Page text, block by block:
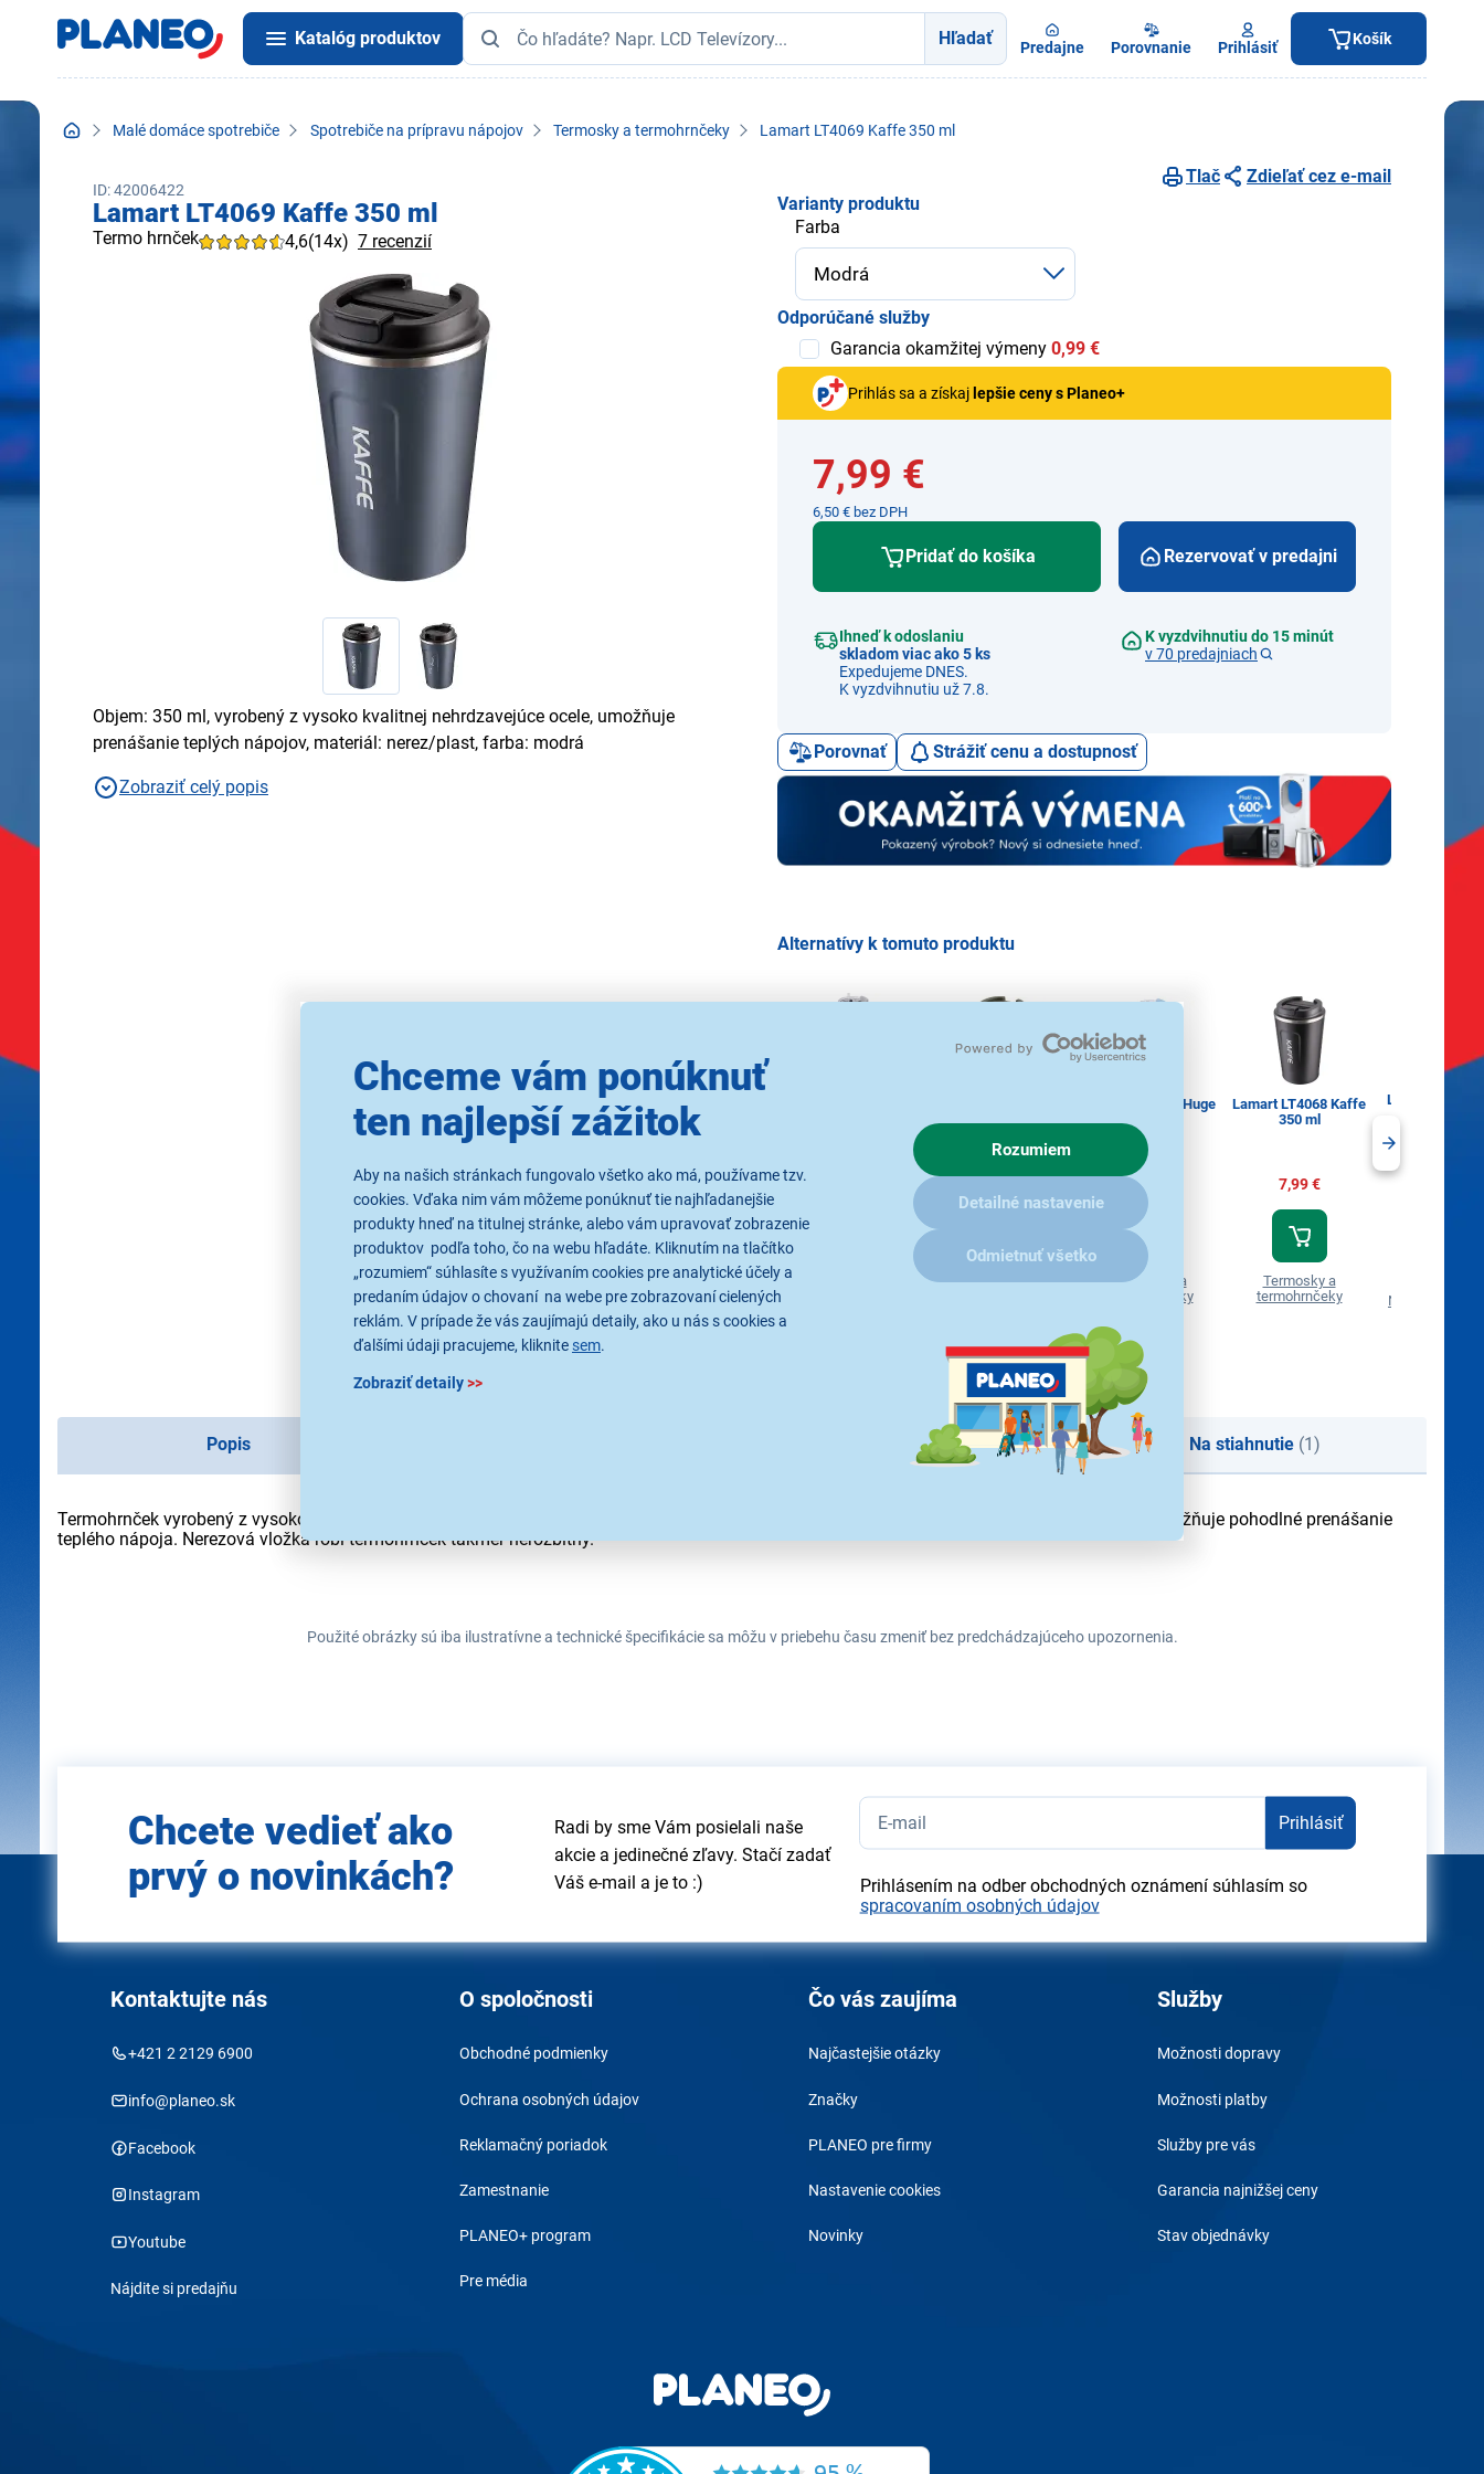
Chceme vám ponúknuť
ten najlepší zážitok
Aby na našich stránkach fungovalo všetko ako má, používame tzv.
cookies. Vďaka nim vám môžeme ponúknuť tie najhľadanejšie
produkty hneď na titulnej stránke, alebo vám upravovať zobrazenie
produktov podľa toho, čo na webu hľadáte. Kliknutím na tlačítko
„rozumiem“ súhlasíte s využívaním cookies pre analytické účely a
predaním údajov o chovaní na webe pre zobrazovaní cielených
reklám. V prípade že vás zaujímajú detaily, ako u nás s cookies a
ďalšími údaji pracujeme, kliknite sem.
Zobraziť detaily>>
Rozumiem
Detailné nastavenie
Odmietnuť všetko
Katalóg produktov Hľadať Predajne Porovnanie Prihlásiť Košík
Malé domáce spotrebiče Spotrebiče na prípravu nápojov Termosky a termohrnčeky Lamart LT4069 Kaffe 350 ml
ID: 42006422
Lamart LT4069 Kaffe 350 ml
Termo hrnček 4,6(14x) 7 recenzií
Objem: 350 ml, vyrobený z vysoko kvalitnej nehrdzavejúce ocele, umožňuje
prenášanie teplých nápojov, materiál: nerez/plast, farba: modrá
Zobraziť celý popis
Tlač
Zdieľať cez e-mail
Varianty produktu
Farba
Odporúčané služby
Garancia okamžitej výmeny 0,99 €
Prihlás sa a získaj lepšie ceny s Planeo+
7,99 €
6,50 € bez DPH
Pridať do košíka
Ihneď k odoslaniu
skladom viac ako 5 ks
Expedujeme DNES.
K vyzdvihnutiu už 7.8.
Rezervovať v predajni
K vyzdvihnutiu do 15 minút
v 70 predajniach
Porovnať Strážiť cenu a dostupnosť
Alternatívy k tomuto produktu
Termosky a
Lamart LT4087 Huge
12,99 €
Termosky a
termohrnčeky
Lamart LT4068 Kaffe
350 ml
7,99 €
Termosky a
termohrnčeky
Lamart LT4054
Nerezové
Popis Recenzie (7) Na stiahnutie (1)
Termohrnček vyrobený z vysoko kvalitnej nehrdzavejúcej ocele. Mechanizmus otvorenia termohrnčeka vyrobený z vysoko kvalitného plastu. Umožňuje pohodlné prenášanie
teplého nápoja. Nerezová vložka robí termohrnček takmer nerozbitný.
Použité obrázky sú iba ilustratívne a technické špecifikácie sa môžu v priebehu času zmeniť bez predchádzajúceho upozornenia.
e-mail
Chcete vedieť ako
prvý o novinkách?
Radi by sme Vám posielali naše
akcie a jedinečné zľavy. Stačí zadať
Váš e-mail a je to :)
Prihlásiť
Prihlásením na odber obchodných oznámení súhlasím so
spracovaním osobných údajov
Kontaktujte nás
+421 2 2129 6900
info@planeo.sk
Facebook
Instagram
Youtube
Nájdite si predajňu
O spoločnosti
Obchodné podmienky
Ochrana osobných údajov
Reklamačný poriadok
Zamestnanie
PLANEO+ program
Pre média
Čo vás zaujíma
Najčastejšie otázky
Značky
PLANEO pre firmy
Nastavenie cookies
Novinky
Služby
Možnosti dopravy
Možnosti platby
Služby pre vás
Garancia najnižšej ceny
Stav objednávky